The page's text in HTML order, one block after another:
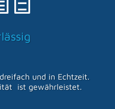
und in Echtzeit.
ist gewährleistet.